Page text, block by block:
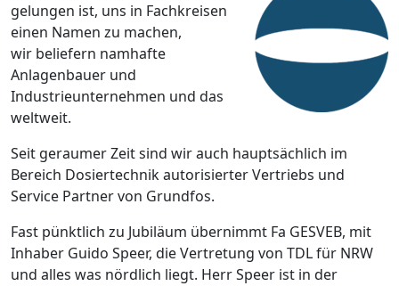
gelungen ist, uns in Fachkreisen
einen Namen zu machen,
wir beliefern namhafte
Anlagenbauer und
Industrieunternehmen und das
weltweit.
Seit geraumer Zeit sind wir auch hauptsächlich im
Bereich Dosiertechnik autorisierter Vertriebs und
Service Partner von Grundfos.
Fast pünktlich zu Jubiläum übernimmt Fa GESVEB, mit
Inhaber Guido Speer, die Vertretung von TDL für NRW
und alles was nördlich liegt. Herr Speer ist in der